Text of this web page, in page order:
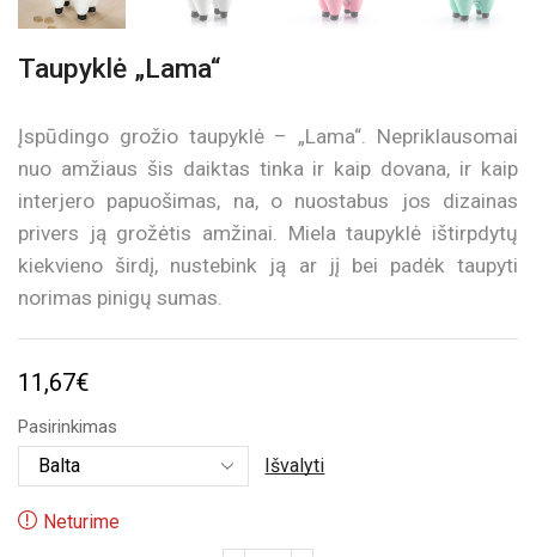
Taupyklė „Lama“
Įspūdingo grožio taupyklė – „Lama“. Nepriklausomai
nuo amžiaus šis daiktas tinka ir kaip dovana, ir kaip
interjero papuošimas, na, o nuostabus jos dizainas
privers ją grožėtis amžinai. Miela taupyklė ištirpdytų
kiekvieno širdį, nustebink ją ar jį bei padėk taupyti
norimas pinigų sumas.
11,67€
Pasirinkimas
Išvalyti
Neturime